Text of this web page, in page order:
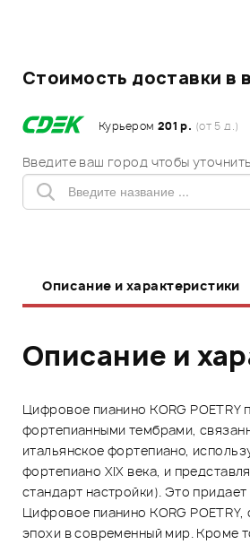
Стоимость доставки в
Курьером 201 р. (от 5 д.)
Введите ваш город чтобы
Описание и характеристики
Описание и
Цифровое пианино KORG
фортепианными тембрами,
итальянское фортепиано,
фортепиано XIX века, и
стандарт настройки). Это
Цифровое пианино KORG
эпохи в современный мир. Кроме